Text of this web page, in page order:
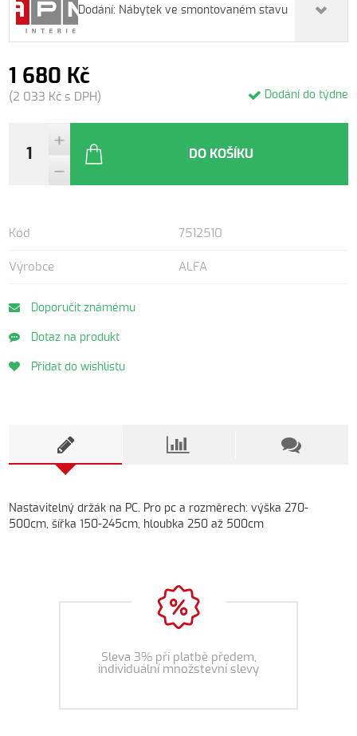
Dodání: Nábytek ve smontovaném stavu
1 680 Kč
(2 033 Kč s DPH) Dodání do týdne
DO KOŠÍKU
Kód 7512510
Výrobce ALFA
Doporučit známému
Dotaz na produkt
Přidat do wishlistu
Nastavitelný držák na PC. Pro pc a rozměrech: výška 270-
500cm, šířka 150-245cm, hloubka 250 až 500cm
Sleva 3% při platbě předem,
individuální množstevní slevy